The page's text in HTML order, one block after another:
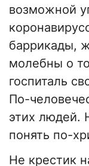
возможной
баррикады,
молебны о
госпиталь
По-
этих людей.
понять по-
Не крестик